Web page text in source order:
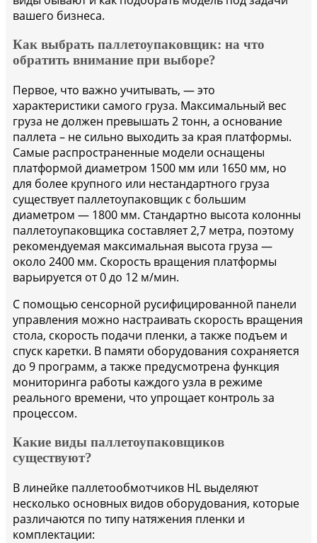
вашего бизнеса.
Как выбрать паллетоупаковщик: на что
обратить внимание при выборе?
Первое, что важно учитывать, — это
характеристики самого груза. Максимальный вес
груза не должен превышать 2 тонн, а основание
паллета – не сильно выходить за края платформы.
Самые распространенные модели оснащены
платформой диаметром 1500 мм или 1650 мм, но
для более крупного или нестандартного груза
существует паллетоупаковщик с большим
диаметром — 1800 мм. Стандартно высота колонны
паллетоупаковщика составляет 2,7 метра, поэтому
рекомендуемая максимальная высота груза —
около 2400 мм. Скорость вращения платформы
варьируется от 0 до 12 м/мин.
С помощью сенсорной русифицированной панели
управления можно настраивать скорость вращения
стола, скорость подачи пленки, а также подъем и
спуск каретки. В памяти оборудования сохраняется
до 9 программ, а также предусмотрена функция
мониторинга работы каждого узла в режиме
реального времени, что упрощает контроль за
процессом.
Какие виды паллетоупаковщиков
существуют?
В линейке паллетообмотчиков HL выделяют
несколько основных видов оборудования, которые
различаются по типу натяжения пленки и
комплектации: